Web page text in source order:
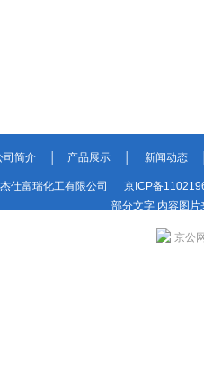
简介 │ 产品展示 │ 新闻动态
仕富瑞化工有限公司 京ICP备
部分文字 内容图
京公